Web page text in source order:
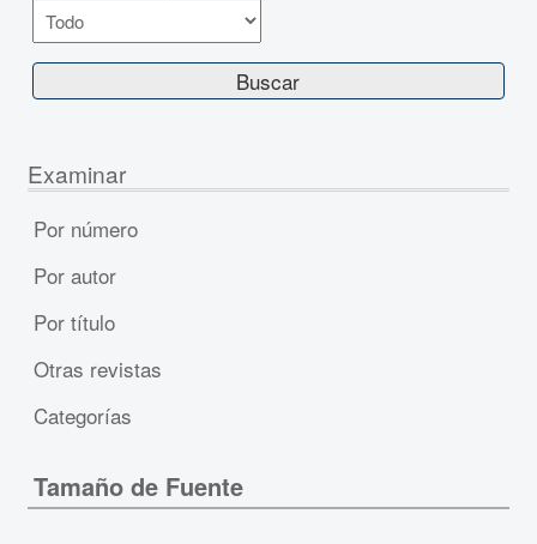
Examinar
Por número
Por autor
Por título
Otras revistas
Categorías
Tamaño de Fuente